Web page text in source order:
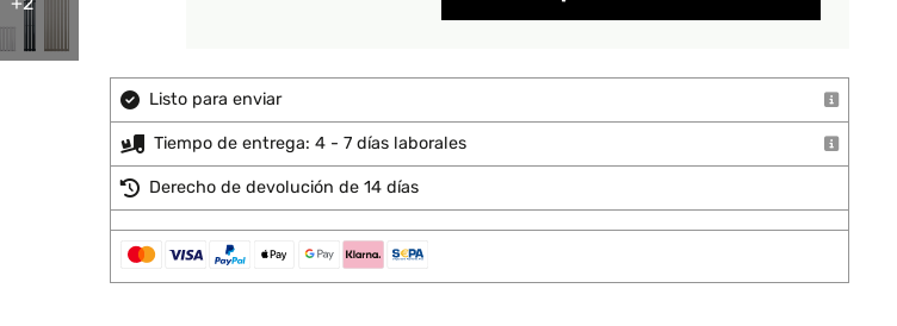
Listo para enviar
Tiempo de entrega: 4 - 7 días laborales
Derecho de devolución de 14 días